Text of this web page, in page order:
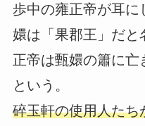
歩中の雍正帝が耳に
嬛は「果郡王」だと
正帝は甄嬛の簫に亡
という。
碎玉軒の使用人たち